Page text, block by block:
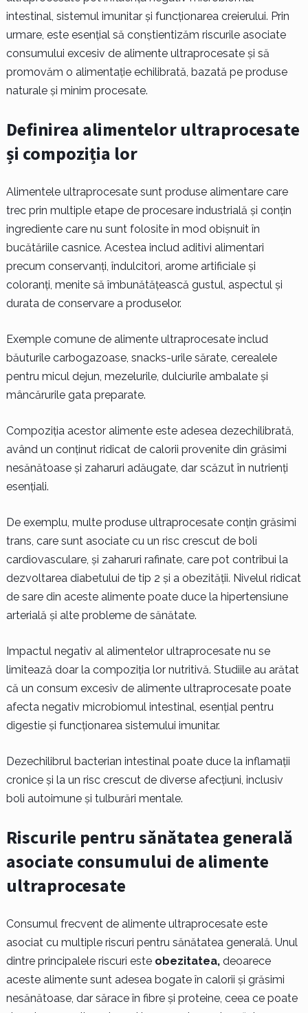
intestinal, sistemul imunitar și funcționarea creierului. Prin
urmare, este esențial să conștientizăm riscurile asociate
consumului excesiv de alimente ultraprocesate și să
promovăm o alimentație echilibrată, bazată pe produse
naturale și minim procesate.
Definirea alimentelor ultraprocesate
și compoziția lor
Alimentele ultraprocesate sunt produse alimentare care
trec prin multiple etape de procesare industrială și conțin
ingrediente care nu sunt folosite în mod obișnuit în
bucătăriile casnice. Acestea includ aditivi alimentari
precum conservanți, îndulcitori, arome artificiale și
coloranți, menite să îmbunătățească gustul, aspectul și
durata de conservare a produselor.
Exemple comune de alimente ultraprocesate includ
băuturile carbogazoase, snacks-urile sărate, cerealele
pentru micul dejun, mezelurile, dulciurile ambalate și
mâncărurile gata preparate.
Compoziția acestor alimente este adesea dezechilibrată,
având un conținut ridicat de calorii provenite din grăsimi
nesănătoase și zaharuri adăugate, dar scăzut în nutrienți
esențiali.
De exemplu, multe produse ultraprocesate conțin grăsimi
trans, care sunt asociate cu un risc crescut de boli
cardiovasculare, și zaharuri rafinate, care pot contribui la
dezvoltarea diabetului de tip 2 și a obezității. Nivelul ridicat
de sare din aceste alimente poate duce la hipertensiune
arterială și alte probleme de sănătate.
Impactul negativ al alimentelor ultraprocesate nu se
limitează doar la compoziția lor nutritivă. Studiile au arătat
că un consum excesiv de alimente ultraprocesate poate
afecta negativ microbiomul intestinal, esențial pentru
digestie și funcționarea sistemului imunitar.
Dezechilibrul bacterian intestinal poate duce la inflamații
cronice și la un risc crescut de diverse afecțiuni, inclusiv
boli autoimune și tulburări mentale.
Riscurile pentru sănătatea generală
asociate consumului de alimente
ultraprocesate
Consumul frecvent de alimente ultraprocesate este
asociat cu multiple riscuri pentru sănătatea generală. Unul
dintre principalele riscuri este obezitatea,deoarece
aceste alimente sunt adesea bogate în calorii și grăsimi
nesănătoase, dar sărace în fibre și proteine, ceea ce poate